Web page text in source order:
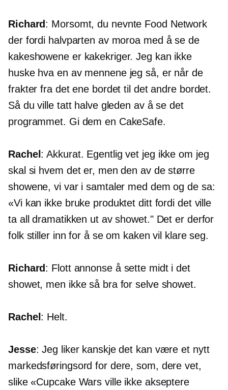
Richard: Morsomt, du nevnte Food Network
der fordi halvparten av moroa med å se de
kakeshowene er kakekriger. Jeg kan ikke
huske hva en av mennene jeg så, er når de
frakter fra det ene bordet til det andre bordet.
Så du ville tatt halve gleden av å se det
programmet. Gi dem en CakeSafe.
Rachel : Akkurat. Egentlig vet jeg ikke om jeg
skal si hvem det er, men den av de større
showene, vi var i samtaler med dem og de sa:
«Vi kan ikke bruke produktet ditt fordi det ville
ta all dramatikken ut av showet." Det er derfor
folk stiller inn for å se om kaken vil klare seg.
Richard: Flott annonse å sette midt i det
showet, men ikke så bra for selve showet.
Rachel : Helt.
Jesse: Jeg liker kanskje det kan være et nytt
markedsføringsord for dere, som, dere vet,
slike «Cupcake Wars ville ikke akseptere